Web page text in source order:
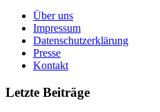
Über uns
Impressum
Datenschutzerklärung
Presse
Kontakt
Letzte Beiträge